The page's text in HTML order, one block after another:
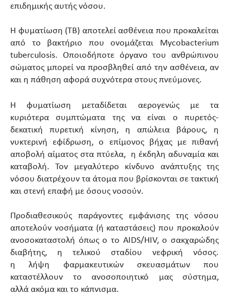
επιδημικής αυτής νόσου.
Η φυματίωση (TB) αποτελεί ασθένεια που προκαλείται
από το βακτήριο που ονομάζεται Mycobacterium
tuberculosis. Οποιοδήποτε όργανο του ανθρώπινου
σώματος μπορεί να προσβληθεί από την ασθένεια, αν
και η πάθηση αφορά συχνότερα στους πνεύμονες.
Η φυματίωση μεταδίδεται αερογενώς με τα
κυριότερα συμπτώματα της να είναι ο πυρετός-
δεκατική πυρετική κίνηση, η απώλεια βάρους, η
νυκτερινή εφίδρωση, ο επίμονος βήχας με πιθανή
αποβολή αίματος στα πτύελα, η έκδηλη αδυναμία και
καταβολή. Τον μεγαλύτερο κίνδυνο ανάπτυξης της
νόσου διατρέχουν τα άτομα που βρίσκονται σε τακτική
και στενή επαφή με όσους νοσούν.
Προδιαθεσικούς παράγοντες εμφάνισης της νόσου
αποτελούν νοσήματα (ή καταστάσεις) που προκαλούν
ανοσοκαταστολή όπως ο το AIDS/HIV, ο σακχαρώδης
διαβήτης, η τελικού σταδίου νεφρική νόσος.
η λήψη φαρμακευτικών σκευασμάτων που
καταστέλλουν το ανοσοποιητικό μας σύστημα,
αλλά ακόμα και το κάπνισμα.